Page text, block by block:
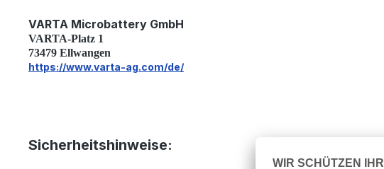
VARTA Microbattery GmbH
VARTA-Platz 1
73479 Ellwangen
https://www.varta-ag.com/de/
Sicherheitshinweise: